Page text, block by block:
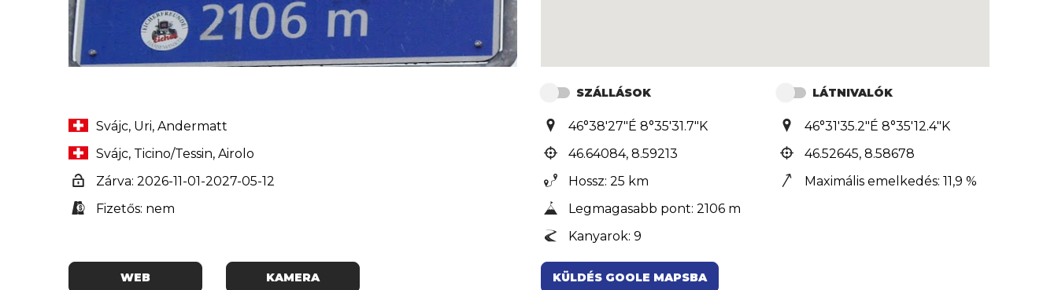
SZÁLLÁSOK LÁTNIVALÓK
Svájc, Uri, Andermatt
Svájc, Ticino/Tessin, Airolo
Zárva: 2026-11-01-2027-05-12
Fizetős: nem
46°38'27"É 8°35'31.7"K
46.64084, 8.59213
Hossz: 25 km
Legmagasabb pont: 2106 m
Kanyarok: 9
46°31'35.2"É 8°35'12.4"K
46.52645, 8.58678
Maximális emelkedés: 11,9 %
WEB KAMERA KÜLDÉS GOOLE MAPSBA